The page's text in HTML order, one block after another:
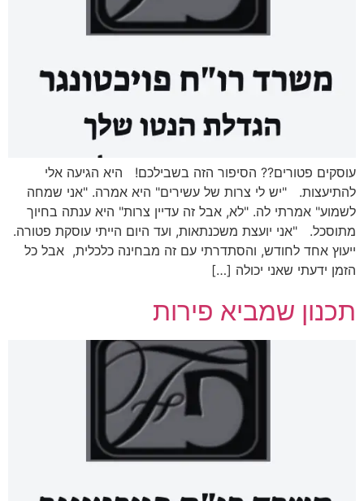
עוסקים פטורים?? הסיפור הזה בשבילכם! היא הגיעה אלי
להתיעצות. "יש לי צרות של עשירים" היא אמרה. "אני שמחה
לשמוע" אמרתי לה. "לא, אבל זה עדיין צרות" היא ענתה בחיוך
מתוסכל. "אני יועצת משכנתאות, ועד היום הייתי עוסקת פטורה.
ייעוץ אחד לחודש, והסתדרתי עם זה מבחינה כלכלית, אבל כל
הזמן ידעתי שאני יכולה […]
תכנון שמביא פירות